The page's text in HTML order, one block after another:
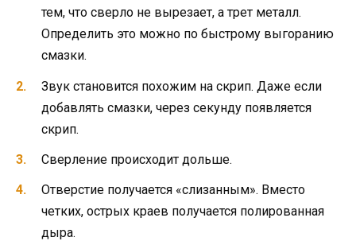
тем, что сверло не вырезает, а трет металл.
Определить это можно по быстрому выгоранию
смазки.
Звук становится похожим на скрип. Даже если
добавлять смазки, через секунду появляется
скрип.
Сверление происходит дольше.
Отверстие получается «слизанным». Вместо
четких, острых краев получается полированная
дыра.